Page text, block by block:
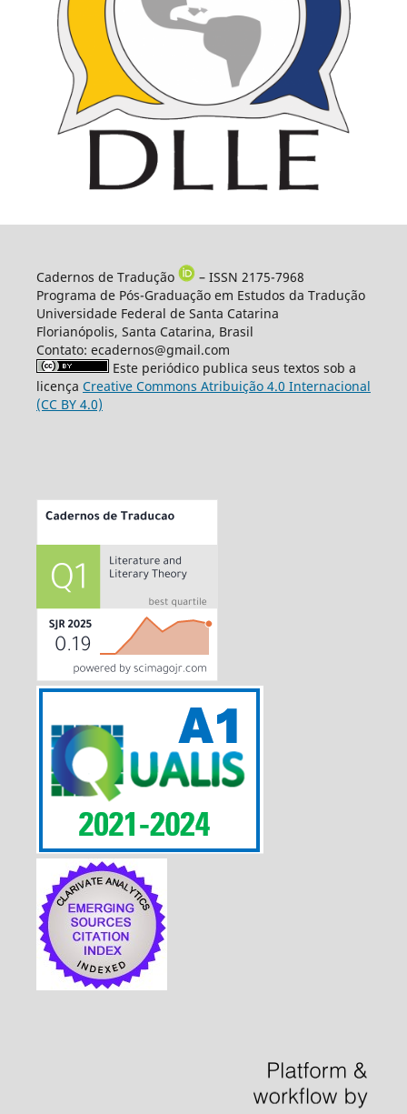
Cadernos de Tradução
– ISSN 2175-7968
Programa de Pós-Graduação em Estudos da Tradução
Universidade Federal de Santa Catarina
Florianópolis, Santa Catarina, Brasil
Contato: ecadernos@gmail.com
Este periódico publica seus textos sob a
licença Creative Commons Atribuição 4.0 Internacional
(CC BY 4.0)